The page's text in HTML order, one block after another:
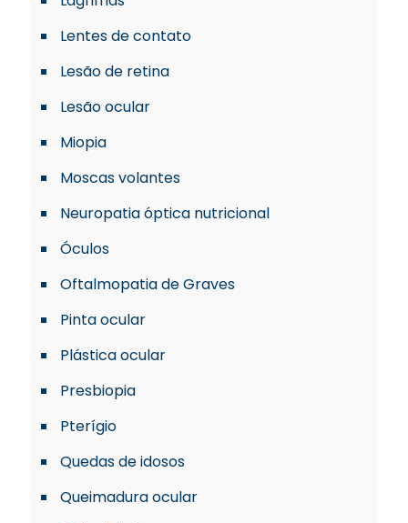
Lentes de contato
Lesão de retina
Lesão ocular
Miopia
Moscas volantes
Neuropatia óptica nutricional
Óculos
Oftalmopatia de Graves
Pinta ocular
Plástica ocular
Presbiopia
Pterígio
Quedas de idosos
Queimadura ocular